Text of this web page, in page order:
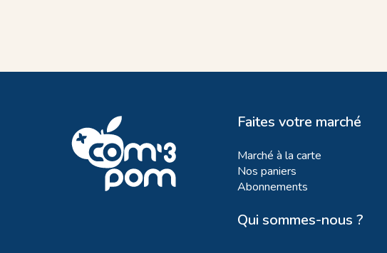
Faites votre marché
Marché à la carte
Nos paniers
Abonnements
Qui sommes-nous ?